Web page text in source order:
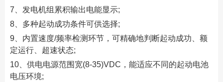
7、发电机组累积输出电能显示;
8、多种起动成功条件可供选择;
9、内置速度/频率检测环节，可精确地判断起动成功、额
定运行、超速状态;
10、供电电源范围宽(8-35)VDC，能适应不同的起动电池
电压环境;